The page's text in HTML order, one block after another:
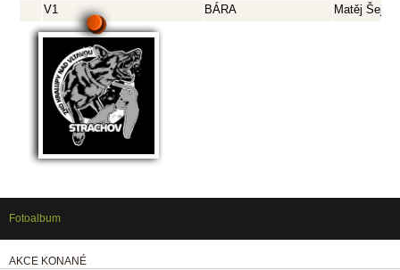
V1
BÁRA Matěj
Fotoalbum
AKCE KONANÉ